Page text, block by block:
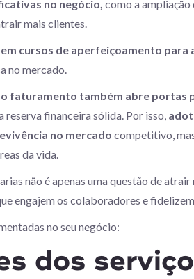
no negócio, como a ampliação
mais clientes.
cursos de aperfeiçoamento para
no mercado.
faturamento também abre portas
reserva financeira sólida. Por isso,
no mercadocompetitivo,
da vida.
não é apenas uma questão de
engajem os colaboradores e
no seu negócio:
dos